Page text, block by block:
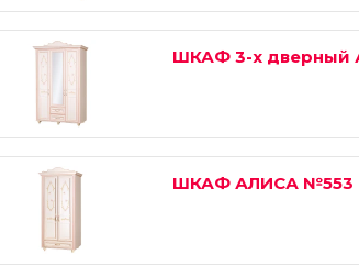
ШКАФ 3-х дверный
ШКАФ АЛИСА №553